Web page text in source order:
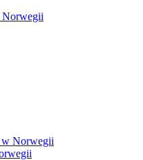
Norwegii
w Norwegii